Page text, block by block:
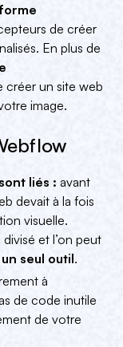
de créer
En plus de
créer un site web
image.
liés : avant
devait à la fois
visuelle.
et l’on peut
seul outil.
à
de code inutile
de votre